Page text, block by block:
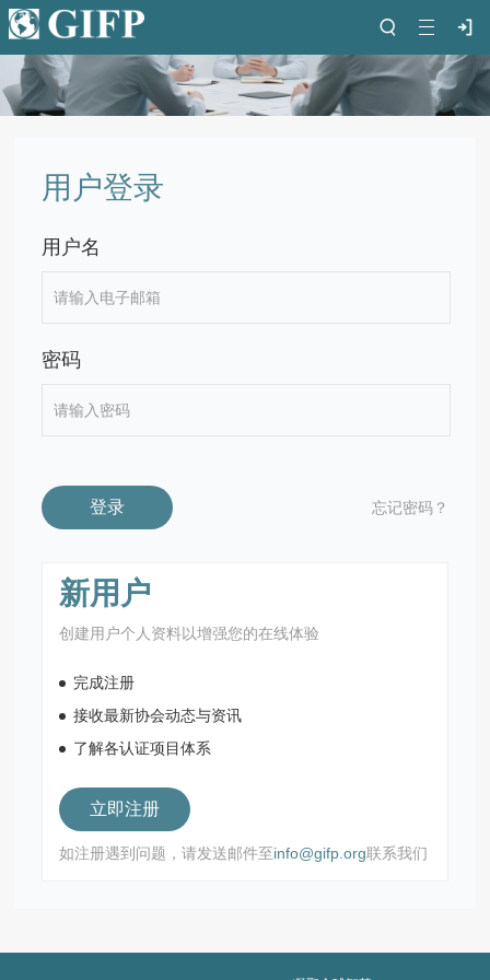
用户登录
用户名
密码
登录 忘记密码？
新用户
创建用户个人资料以增强您的在线体验
完成注册
接收最新协会动态与资讯
了解各认证项目体系
立即注册
如注册遇到问题，请发送邮件至info@gifp.org联系我们